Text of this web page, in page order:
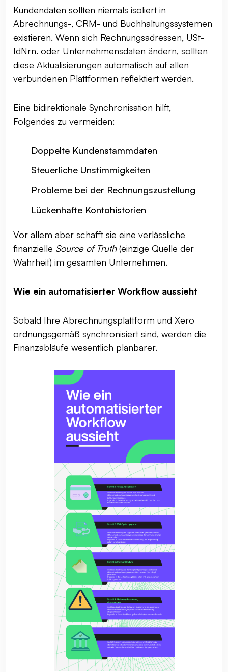
Kundendaten sollten niemals isoliert in
Abrechnungs-, CRM- und Buchhaltungssystemen
existieren. Wenn sich Rechnungsadressen, USt-
IdNrn. oder Unternehmensdaten ändern, sollten
diese Aktualisierungen automatisch auf allen
verbundenen Plattformen reflektiert werden.
Eine bidirektionale Synchronisation hilft,
Folgendes zu vermeiden:
Doppelte Kundenstammdaten
Steuerliche Unstimmigkeiten
Probleme bei der Rechnungszustellung
Lückenhafte Kontohistorien
Vor allem aber schafft sie eine verlässliche
finanzielle Source of Truth(einzige Quelle der
Wahrheit) im gesamten Unternehmen.
Wie ein automatisierter Workflow aussieht
Sobald Ihre Abrechnungsplattform und Xero
ordnungsgemäß synchronisiert sind, werden die
Finanzabläufe wesentlich planbarer.